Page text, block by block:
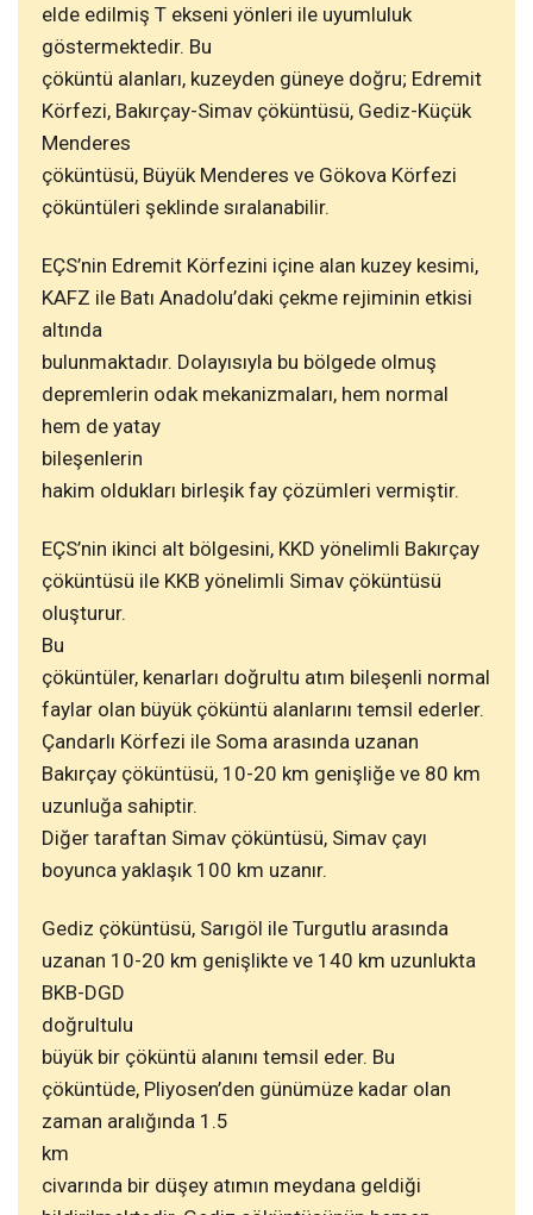
elde edilmiş T ekseni yönleri ile uyumluluk
göstermektedir. Bu
çöküntü alanları, kuzeyden güneye doğru; Edremit
Körfezi, Bakırçay-Simav çöküntüsü, Gediz-Küçük
Menderes
çöküntüsü, Büyük Menderes ve Gökova Körfezi
çöküntüleri şeklinde sıralanabilir.
EÇS’nin Edremit Körfezini içine alan kuzey kesimi,
KAFZ ile Batı Anadolu’daki çekme rejiminin etkisi
altında
bulunmaktadır. Dolayısıyla bu bölgede olmuş
depremlerin odak mekanizmaları, hem normal
hem de yatay
bileşenlerin
hakim oldukları birleşik fay çözümleri vermiştir.
EÇS’nin ikinci alt bölgesini, KKD yönelimli Bakırçay
çöküntüsü ile KKB yönelimli Simav çöküntüsü
oluşturur.
Bu
çöküntüler, kenarları doğrultu atım bileşenli normal
faylar olan büyük çöküntü alanlarını temsil ederler.
Çandarlı Körfezi ile Soma arasında uzanan
Bakırçay çöküntüsü, 10-20 km genişliğe ve 80 km
uzunluğa sahiptir.
Diğer taraftan Simav çöküntüsü, Simav çayı
boyunca yaklaşık 100 km uzanır.
Gediz çöküntüsü, Sarıgöl ile Turgutlu arasında
uzanan 10-20 km genişlikte ve 140 km uzunlukta
BKB-DGD
doğrultulu
büyük bir çöküntü alanını temsil eder. Bu
çöküntüde, Pliyosen’den günümüze kadar olan
zaman aralığında 1.5
km
civarında bir düşey atımın meydana geldiği